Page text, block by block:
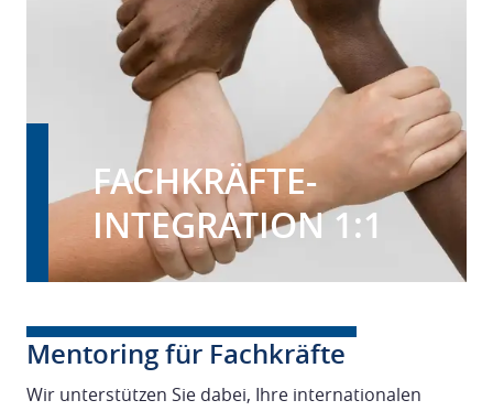
FACHKRÄFTE-
INTEGRATION 1:1
Mentoring für Fachkräfte
Wir unterstützen Sie dabei, Ihre internationalen